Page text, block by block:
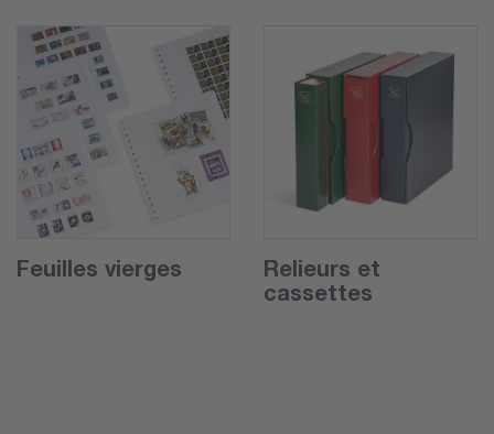
Feuilles vierges
Relieurs et
cassettes